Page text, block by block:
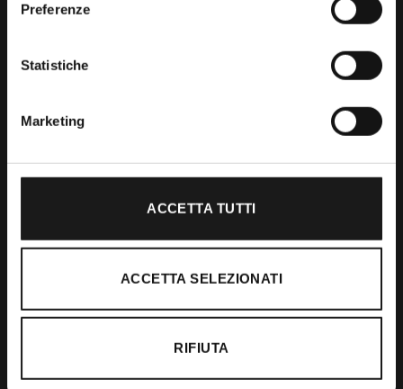
Preferenze
Statistiche
Marketing
ACCETTA TUTTI
ACCETTA SELEZIONATI
RIFIUTA
Abbigliamento
Accessori
Spedizioni